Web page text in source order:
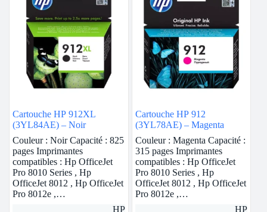
Cartouche HP 912XL
(3YL84AE) – Noir
Couleur : Noir Capacité : 825
pages Imprimantes
compatibles : Hp OfficeJet
Pro 8010 Series , Hp
OfficeJet 8012 , Hp OfficeJet
Pro 8012e ,…
HP
Cartouche HP 912
(3YL78AE) – Magenta
Couleur : Magenta Capacité :
315 pages Imprimantes
compatibles : Hp OfficeJet
Pro 8010 Series , Hp
OfficeJet 8012 , Hp OfficeJet
Pro 8012e ,…
HP